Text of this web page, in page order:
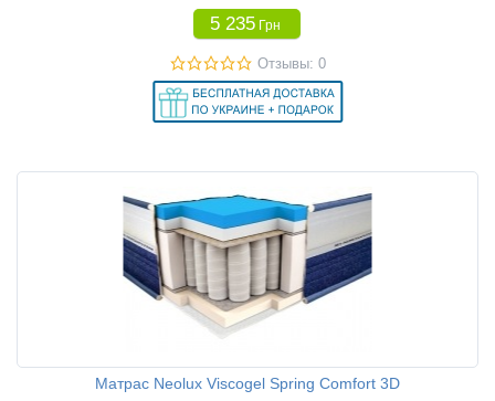
5 235 Грн
Отзывы: 0
Матрас Neolux Viscogel Spring Comfort 3D